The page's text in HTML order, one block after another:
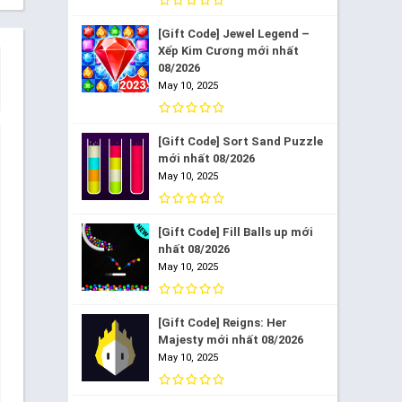
[Gift Code] Jewel Legend –
Xếp Kim Cương mới nhất
08/2026
May 10, 2025
[Gift Code] Sort Sand Puzzle
mới nhất 08/2026
May 10, 2025
[Gift Code] Fill Balls up mới
nhất 08/2026
May 10, 2025
[Gift Code] Reigns: Her
Majesty mới nhất 08/2026
May 10, 2025